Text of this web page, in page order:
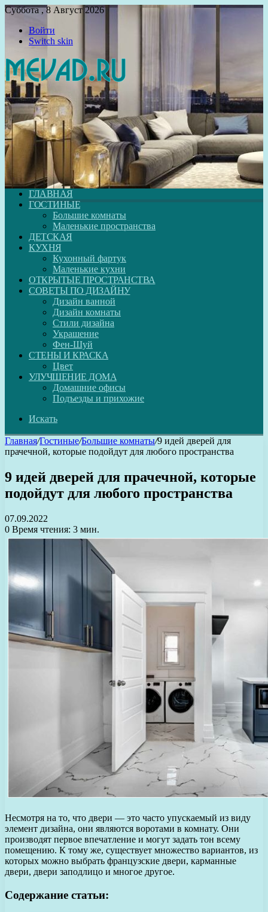
Суббота , 8 Август 2026
Войти
Switch skin
ГЛАВНАЯ
ГОСТИНЫЕ
Большие комнаты
Маленькие пространства
ДЕТСКАЯ
КУХНЯ
Кухонный фартук
Маленькие кухни
ОТКРЫТЫЕ ПРОСТРАНСТВА
СОВЕТЫ ПО ДИЗАЙНУ
Дизайн ванной
Дизайн комнаты
Стили дизайна
Украшение
Фен-Шуй
СТЕНЫ И КРАСКА
Цвет
УЛУЧШЕНИЕ ДОМА
Домашние офисы
Подъезды и прихожие
Искать
Главная/Гостиные/Большие комнаты/9 идей дверей для
прачечной, которые подойдут для любого пространства
9 идей дверей для прачечной, которые
подойдут для любого пространства
07.09.2022
0 Время чтения: 3 мин.
Несмотря на то, что двери — это часто упускаемый из виду
элемент дизайна, они являются воротами в комнату. Они
производят первое впечатление и могут задать тон всему
помещению. К тому же, существует множество вариантов, из
которых можно выбрать французские двери, карманные
двери, двери заподлицо и многое другое.
Содержание статьи: